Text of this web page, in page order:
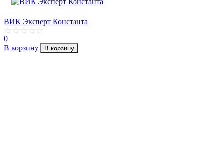
ВИК Эксперт Константа
0
В корзину
В корзину